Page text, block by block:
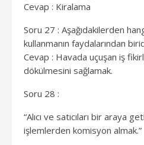
Cevap : Kiralama
Soru 27 : Aşağıdakilerden
kullanmanın faydalarından
Cevap : Havada uçuşan iş
dökülmesini sağlamak.
Soru 28 :
“Alıcı ve satıcıları bir araya
işlemlerden komisyon almak.”